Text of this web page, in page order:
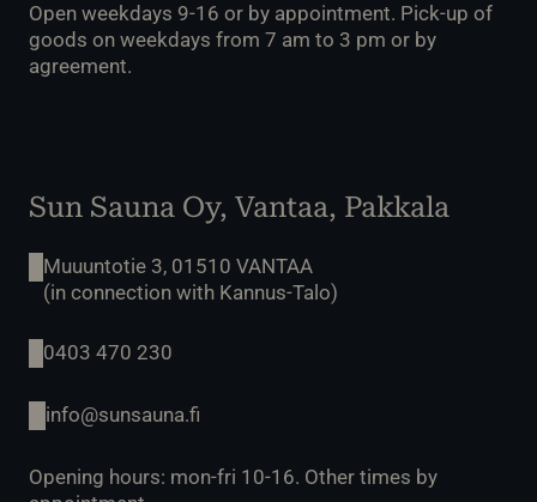
Open weekdays 9-16 or by appointment. Pick-up of
goods on weekdays from 7 am to 3 pm or by
agreement.
Sun Sauna Oy, Vantaa, Pakkala
Muuuntotie 3, 01510 VANTAA
(in connection with Kannus-Talo)
0403 470 230
info@sunsauna.fi
Opening hours: mon-fri 10-16. Other times by